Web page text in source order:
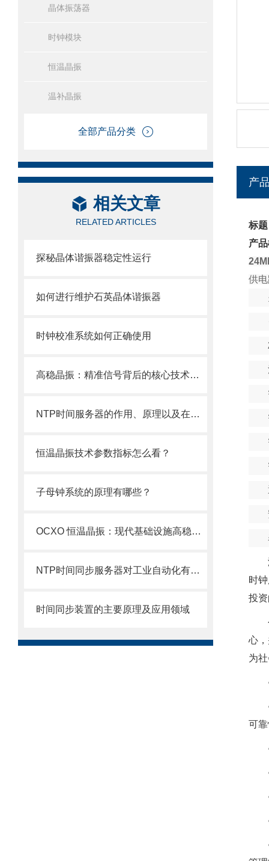
晶体振荡器
时钟模块
恒温晶振
温补晶振
全部产品分类
相关文章
RELATED ARTICLES
探秘晶体谐振器稳定性运行
如何进行维护石英晶体谐振器
时钟校准系统如何正确使用
高稳晶振：精准信号背后的核心技术优势解析
NTP时间服务器的作用、原理以及在各个领域的应用
恒温晶振技术参数指标怎么看？
子母钟系统的原理有哪些？
OCXO 恒温晶振：现代基础设施高稳定时间同步的核心基石
NTP时间同步服务器对工业自动化有多重要？
时间同步装置的主要原理及应用领域
产
标
产
供
时
投
心
为
可